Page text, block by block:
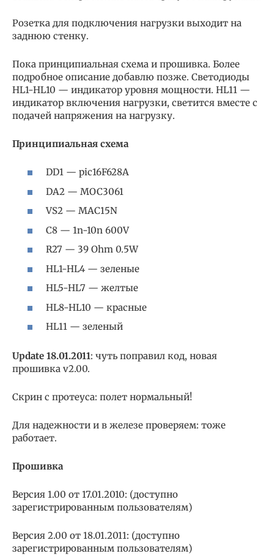
Розетка для подключения нагрузки выходит на
заднюю стенку.
Пока принципиальная схема и прошивка. Более
подробное описание добавлю позже. Светодиоды
HL1-HL10 — индикатор уровня мощности. HL11 —
индикатор включения нагрузки, светится вместе с
подачей напряжения на нагрузку.
Принципиальная схема
DD1 — pic16F628A
DA2 — MOC3061
VS2 — MAC15N
C8 — 1n-10n 600V
R27 — 39 Ohm 0.5W
HL1-HL4 — зеленые
HL5-HL7 — желтые
HL8-HL10 — красные
HL11 — зеленый
Update 18.01.2011: чуть поправил код, новая
прошивка v2.00.
Скрин с протеуса: полет нормальный!
Для надежности и в железе проверяем: тоже
работает.
Прошивка
Версия 1.00 от 17.01.2010: (доступно
зарегистрированным пользователям)
Версия 2.00 от 18.01.2011: (доступно
зарегистрированным пользователям)